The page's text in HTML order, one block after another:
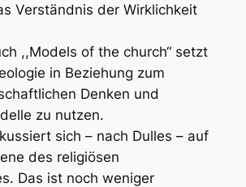
Verständnis der Wirklichkeit
,,Models of the church“ setzt
in Beziehung zum
Denken und
zu nutzen.
sich – nach Dulles – auf
des religiösen
Das ist noch weniger